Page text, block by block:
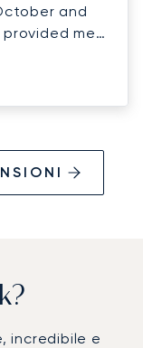
and
me
our
We will
incredibile e